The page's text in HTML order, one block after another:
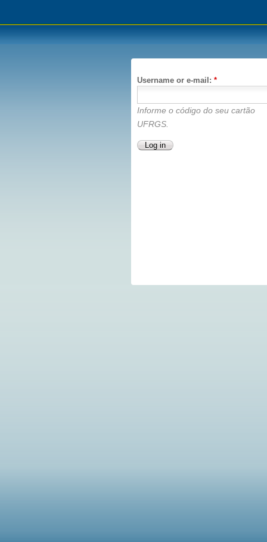
Username or e-mail: *
Informe o código do seu cartão
UFRGS.